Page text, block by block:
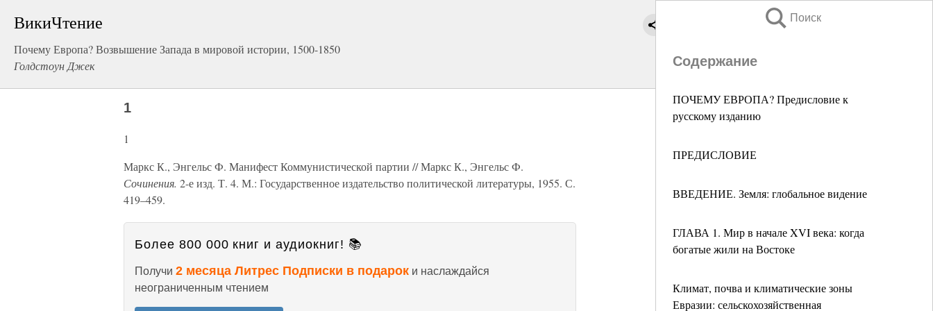
ВикиЧтение
Почему Европа? Возвышение Запада в мировой истории, 1500-1850
Голдстоун Джек
Поиск
Содержание
ПОЧЕМУ ЕВРОПА? Предисловие к
русскому изданию
ПРЕДИСЛОВИЕ
ВВЕДЕНИЕ. Земля: глобальное видение
ГЛАВА 1. Мир в начале XVI века: когда
богатые жили на Востоке
Климат, почва и климатические зоны
Евразии: сельскохозяйственная
1
1
Маркс К., Энгельс Ф. Манифест Коммунистической партии // Маркс К., Энгельс Ф.
Сочинения. 2-е изд. Т. 4. М.: Государственное издательство политической литературы, 1955. С.
419–459.
Более 800 000 книг и аудиокниг! 📚
Получи 2 месяца Литрес Подписки в подарок и наслаждайся
неограниченным чтением